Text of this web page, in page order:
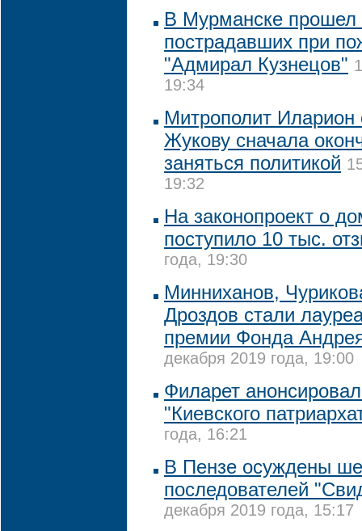
В Мурманске прошел
пострадавших при
"Адмирал Кузнецов"
19:34
Митрополит Иларион
Жукову сначала
заняться политикой
19:32
На законопроект о
поступило 10 тыс.
года, 19:30
Минниханов,
Дроздов стали
премии Фонда
декабря 2019 года, 19:00
Филарет
"Киевского
года, 16:21
В Пензе осуждены
последователей
декабря 2019 года, 15:17